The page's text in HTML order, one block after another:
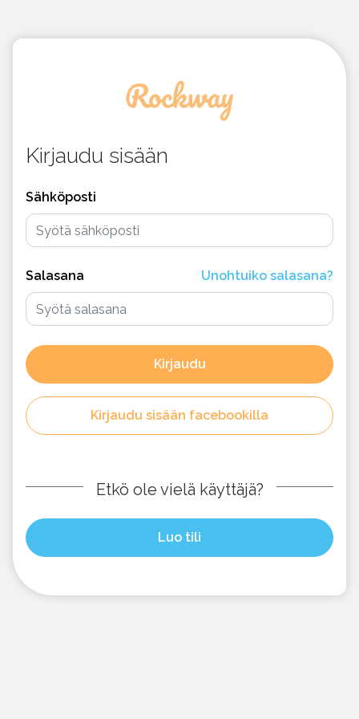
Kirjaudu sisään
Sähköposti
Salasana Unohtuiko salasana?
Kirjaudu
Kirjaudu sisään facebookilla
Etkö ole vielä käyttäjä?
Luo tili